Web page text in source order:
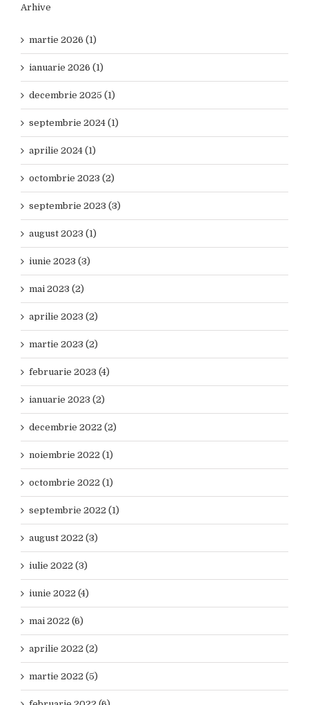
Arhive
martie 2026 (1)
ianuarie 2026 (1)
decembrie 2025 (1)
septembrie 2024 (1)
aprilie 2024 (1)
octombrie 2023 (2)
septembrie 2023 (3)
august 2023 (1)
iunie 2023 (3)
mai 2023 (2)
aprilie 2023 (2)
martie 2023 (2)
februarie 2023 (4)
ianuarie 2023 (2)
decembrie 2022 (2)
noiembrie 2022 (1)
octombrie 2022 (1)
septembrie 2022 (1)
august 2022 (3)
iulie 2022 (3)
iunie 2022 (4)
mai 2022 (6)
aprilie 2022 (2)
martie 2022 (5)